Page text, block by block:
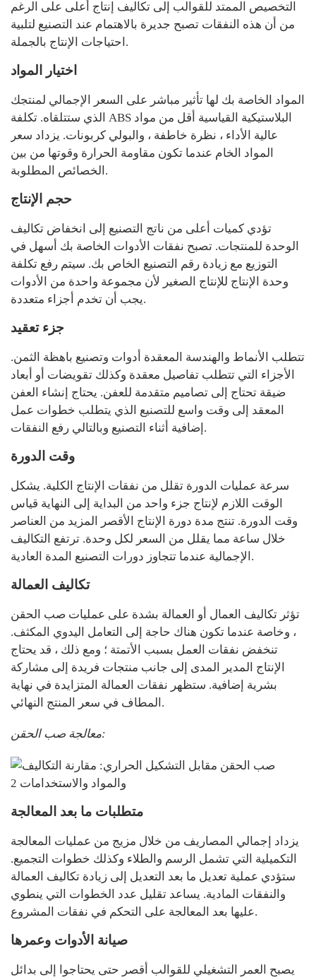
التخصيص الممتد للقوالب إلى تكاليف إنتاج أعلى على الرغم
من أن هذه النفقات تصبح جديرة بالاهتمام عند التصنيع لتلبية
احتياجات الإنتاج بالجملة.
اختيار المواد
المواد الخاصة بك لها تأثير مباشر على السعر الإجمالي لمنتجك
الذي ستتلقاه. تكلفة ABS البلاستيكية القياسية أقل من مواد
عالية الأداء ، نظرة خاطفة ، والبولي كربونات. يزداد سعر
المواد الخام عندما تكون مقاومة الحرارة وقوتها من بين
الخصائص المطلوبة.
حجم الإنتاج
تؤدي كميات أعلى من ناتج التصنيع إلى انخفاض تكاليف
الوحدة للمنتجات. تصبح نفقات الأدوات الخاصة بك أسهل في
التوزيع مع زيادة رقم التصنيع الخاص بك. سيتم رفع تكلفة
وحدة الإنتاج للإنتاج الصغير لأن مجموعة واحدة من الأدوات
يجب أن تخدم أجزاء متعددة.
جزء تعقيد
تتطلب الأنماط والهندسة المعقدة أدوات وتصنيع باهظة الثمن.
الأجزاء التي تتطلب تفاصيل معقدة وكذلك تقويضات أو أبعاد
ضيقة تحتاج إلى تصاميم متقدمة للعفن. يحتاج إنشاء العفن
المعقد إلى وقت واسع للتصنيع الذي يتطلب خطوات عمل
إضافية أثناء التصنيع وبالتالي رفع النفقات.
وقت الدورة
سرعة عمليات الدورة تقلل من نفقات الإنتاج الكلية. يشكل
الوقت اللازم لإنتاج جزء واحد من البداية إلى النهاية قياس
وقت الدورة. تنتج مدة دورة الإنتاج الأقصر المزيد من العناصر
خلال ساعة مما يقلل من السعر لكل وحدة. ترتفع التكاليف
الإجمالية عندما تتجاوز دورات التصنيع المدة العادية.
تكاليف العمالة
تؤثر تكاليف العمال أو العمالة بشدة على عمليات صب الحقن
، وخاصة عندما تكون هناك حاجة إلى التعامل اليدوي المكثف.
تنخفض نفقات العمل بسبب الأتمتة ؛ ومع ذلك ، قد يحتاج
الإنتاج المدير المدى إلى جانب منتجات فريدة إلى مشاركة
بشرية إضافية. ستظهر نفقات العمالة المتزايدة في نهاية
المطاف في سعر المنتج النهائي.
معالجة صب الحقن:
متطلبات ما بعد المعالجة
يزداد إجمالي المصاريف من خلال مزيج من عمليات المعالجة
التكميلية التي تشمل الرسم والطلاء وكذلك خطوات التجميع.
ستؤدي عملية تعديل ما بعد التعديل إلى زيادة تكاليف العمالة
والنفقات المادية. يساعد تقليل عدد الخطوات التي ينطوي
عليها بعد المعالجة على التحكم في نفقات المشروع.
صيانة الأدوات وعمرها
يصبح العمر التشغيلي للقوالب أقصر حتى يحتاجوا إلى بدائل